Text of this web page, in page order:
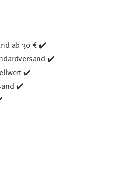
ab 30 € ✔️
✔️
✔️
✔️